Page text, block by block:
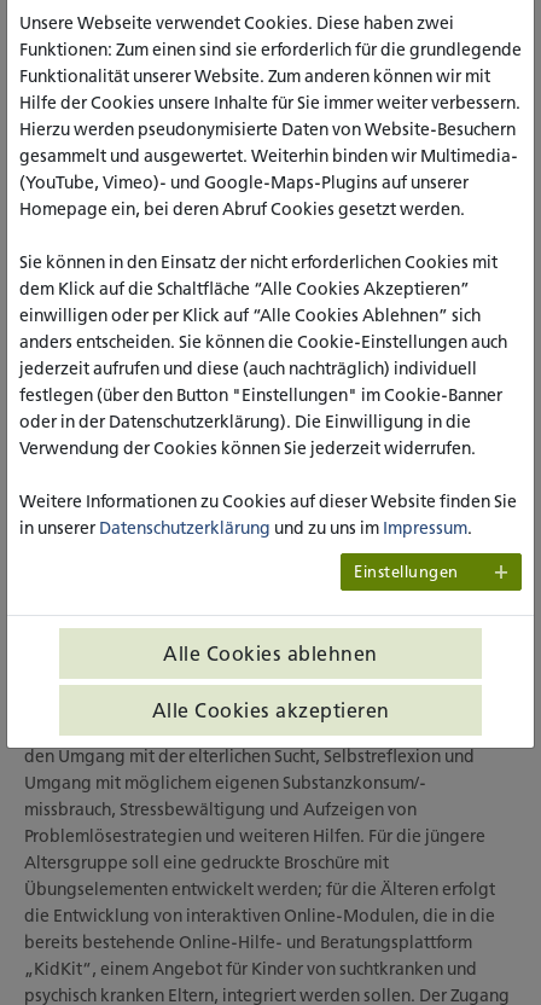
Ausgehend von den vielfältigen Belastungen und Risiken für
Kinder und Jugendliche, deren Eltern an einer Suchterkrankung
leiden, bedarf es frühzeitiger Maßnahmen zur systematischen
Verringerung vorhandener Risikofaktoren für
Betroffene.Besondere Berücksichtigung müssen hierbei ein
früher, niedrigschwelliger Zugang zur Zielgruppe, der Umgang
mit Schamgefühlen und Widerständen der Eltern sowie die
Vermeidung von Stigmatisierung finden.
stationärer Behandlungsschritt, bietet dabei besondere
Möglichkeiten zur frühzeitigen Edukation und Intervention
innerhalb betroffener Familien, insbesondere im Hinblick auf
die Stärkung von Ressourcen und Resilienzfaktoren
mitbetroffener Kinder und Jugendlicher.
Studienmethodik
psychoedukativen Maßnahme für Kinder und Jugendliche von
Eltern in der qualifizierten Entzugsbehandlung (Alkohol,
Drogen), welche die psychosozialen Ressourcen der Kinder und
ihre Fähigkeiten der Problem- und Stressbewältigung fördert.
Das Forschungsvorhaben wird in Kooperation mit zwei
Entzugsklinken in NRW umgesetzt. Hierbei werden alters- und
bedarfsorientierte Materialien für Kinder zwischen 8 und 12
Jahren und Jugendliche zwischen 13 und 17 Jahren entwickelt.
den Umgang mit der elterlichen Sucht, Selbstreflexion und
Umgang mit möglichem eigenen Substanzkonsum/-
missbrauch, Stressbewältigung und Aufzeigen von
Problemlösestrategien und weiteren Hilfen. Für die jüngere
Altersgruppe soll eine gedruckte Broschüre mit
Übungselementen entwickelt werden; für die Älteren erfolgt
die Entwicklung von interaktiven Online-Modulen, die in die
bereits bestehende Online-Hilfe- und Beratungsplattform
„KidKit“, einem Angebot für Kinder von suchtkranken und
psychisch kranken Eltern, integriert werden sollen. Der Zugang
Unsere Webseite verwendet Cookies. Diese haben zwei
Funktionen: Zum einen sind sie erforderlich für die grundlegende
Funktionalität unserer Website. Zum anderen können wir mit
Hilfe der Cookies unsere Inhalte für Sie immer weiter verbessern.
Hierzu werden pseudonymisierte Daten von Website-Besuchern
gesammelt und ausgewertet. Weiterhin binden wir Multimedia-
(YouTube, Vimeo)- und Google-Maps-Plugins auf unserer
Homepage ein, bei deren Abruf Cookies gesetzt werden.
Sie können in den Einsatz der nicht erforderlichen Cookies mit
dem Klick auf die Schaltfläche “Alle Cookies Akzeptieren”
einwilligen oder per Klick auf “Alle Cookies Ablehnen” sich
anders entscheiden. Sie können die Cookie-Einstellungen auch
jederzeit aufrufen und diese (auch nachträglich) individuell
festlegen (über den Button "Einstellungen" im Cookie-Banner
oder in der Datenschutzerklärung). Die Einwilligung in die
Verwendung der Cookies können Sie jederzeit widerrufen.
Weitere Informationen zu Cookies auf dieser Website finden Sie
in unserer Datenschutzerklärung und zu uns im Impressum.
Einstellungen
Alle Cookies ablehnen
Alle Cookies akzeptieren